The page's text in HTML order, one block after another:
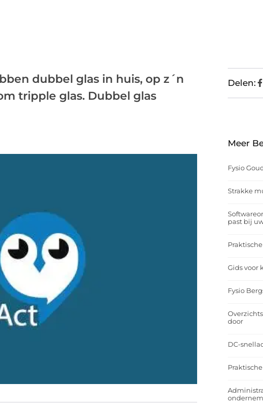
dubbel glas in huis, op z´n
tripple glas. Dubbel glas
Delen:
Meer
Fysio
Strakke
past bij
Gids voor
Fysio
door
DC-